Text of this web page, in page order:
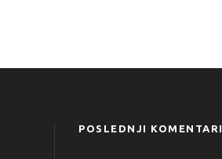
POSLEDNJI KOMENTARI